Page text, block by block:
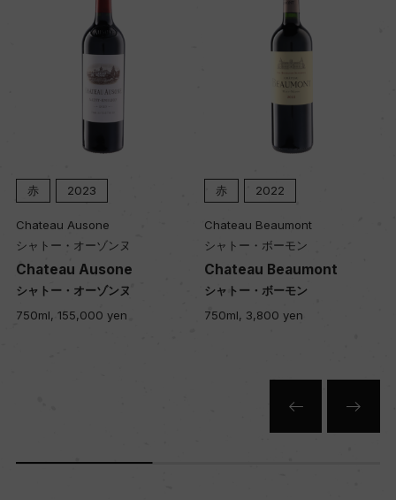
赤 2023
Chateau Ausone
シャトー・オーゾンヌ
Chateau Ausone
シャトー・オーゾンヌ
750ml, 155,000 yen
赤 2022
Chateau Beaumont
シャトー・ボーモン
Chateau Beaumont
シャトー・ボーモン
750ml, 3,800 yen